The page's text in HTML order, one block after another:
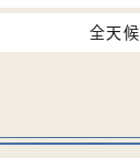
全天候